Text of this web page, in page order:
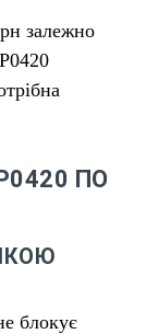
залежно
ПО
блокує